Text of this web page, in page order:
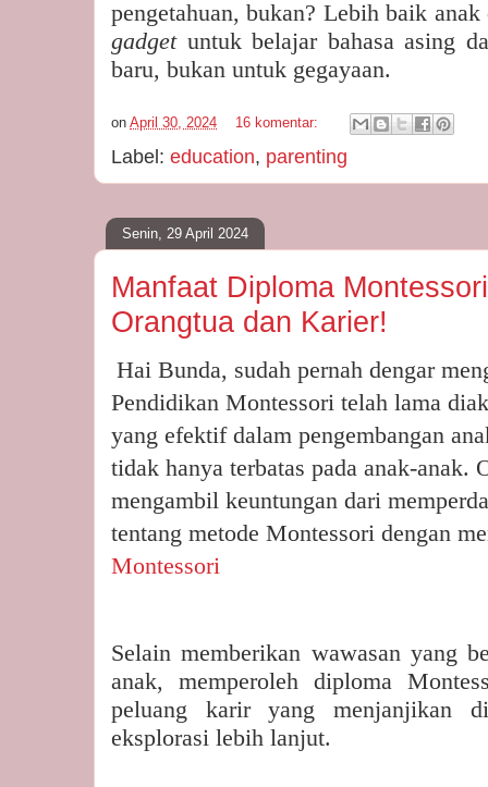
pengetahuan, bukan? Lebih baik
gadget untuk belajar bahasa asing
baru, bukan untuk gegayaan.
on April 30, 2024 16 komentar:
Label: education, parenting
Senin, 29 April 2024
Manfaat Diploma
Orangtua dan Karier!
Hai Bunda, sudah pernah dengar
Pendidikan Montessori telah lama
yang efektif dalam pengembangan
tidak hanya terbatas pada anak-anak.
mengambil keuntungan dari
tentang metode Montessori dengan
Montessori
Selain memberikan wawasan yang
anak, memperoleh diploma
peluang karir yang menjanjikan
eksplorasi lebih lanjut.